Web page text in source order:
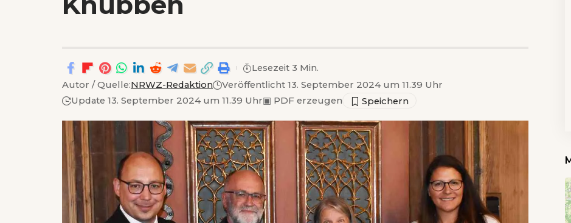
Autor / Quelle:NRWZ-Redaktion
Veröffentlicht 13. September 2024 um 11.39 Uhr
Update 13. September 2024 um 11.39 Uhr▣ PDF erzeugen
Lesezeit 3 Min.